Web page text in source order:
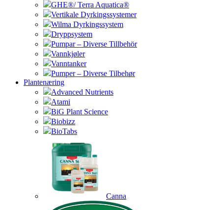
GHE®/ Terra Aquatica®
Vertikale Dyrkingssystemer
Wilma Dyrkingssystem
Dryppsystem
Pumpar – Diverse Tillbehör
Vannkjøler
Vanntanker
Pumper – Diverse Tilbehør
Plantenæring
Advanced Nutrients
Atami
BiG Plant Science
Biobizz
BioTabs
Canna